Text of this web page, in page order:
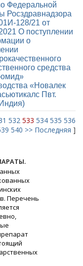
Федеральной
Росздравнадзора
128/21 от
О поступлении
о
средства
«Новалек
Пвт.
532 533 534 535 536
540 >> Последняя ]
Перечень